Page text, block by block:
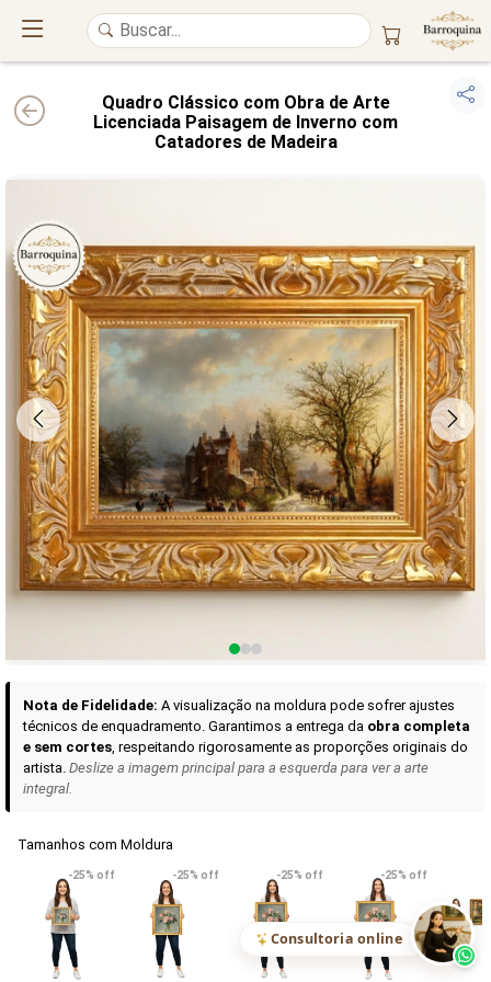
UM ATELIÊ 100% FINE ART
Trazemos a imponência das maiores obras de arte do mundo
para o
alto padrão da sua casa. Nosso acervo reúne a genialidade de
grandes
pintores renomados
, resgatando artes reaise o requinte inconfundível
das obras do
. Produção artesanal emCanvas 100% Algodão
molduras emMadeira Maciçae impressão comPigmentação Mineral.
QUALIDADE DE MUSEU GARANTIA ETERNA
Curadoria das Campanhas
A seleção de obras-primas apresentadas em nossos vídeos nas redes
sociais, reunidas aqui para sua apreciação.
VER DETALHES
Madona de Loreto
R$ 538,42
Narciso- caravaggio
R$ 365,92
Maria
uma Rosa
R$ 365,92
Consultoria online
Quadro Clássico com Obra de Arte
Licenciada Paisagem de Inverno com
Catadores de Madeira
Nota de Fidelidade: A visualização na moldura pode sofrer ajustes
técnicos de enquadramento. Garantimos a entrega da obra completa
e sem cortes, respeitando rigorosamente as proporções originais do
artista. Deslize a imagem principal para a esquerda para ver a arte
integral.
Tamanhos com Moldura
-25% off -25% off -25% off -25% off